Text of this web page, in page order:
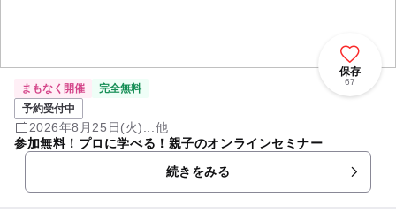
保存
67
まもなく開催
完全無料
予約受付中
2026年8月25日(火)...他
参加無料！プロに学べる！親子のオンラインセミナー
続きをみる